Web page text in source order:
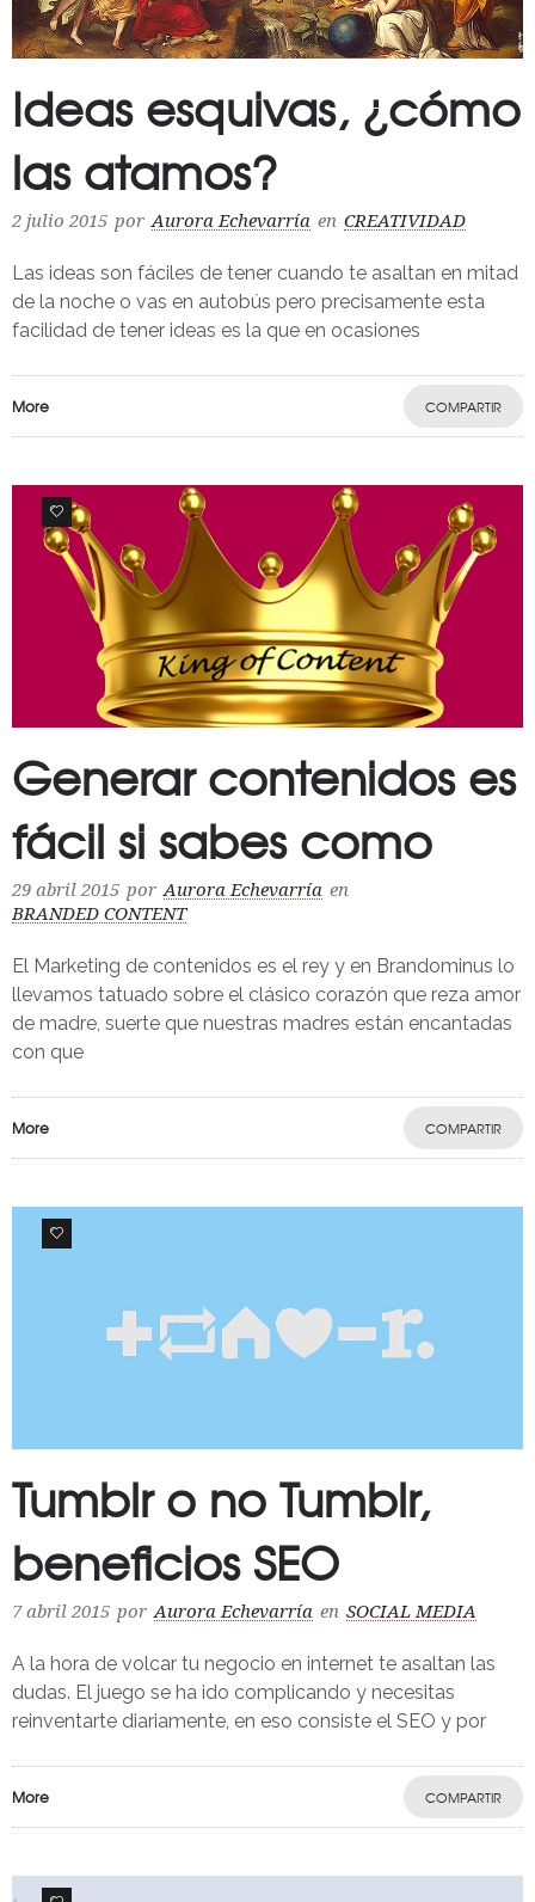
Ideas esquivas, ¿cómo
las atamos?
2 julio 2015 por Aurora Echevarría en CREATIVIDAD
Las ideas son fáciles de tener cuando te asaltan en mitad
de la noche o vas en autobús pero precisamente esta
facilidad de tener ideas es la que en ocasiones
More COMPARTIR
0
Generar contenidos es
fácil si sabes como
29 abril 2015 por Aurora Echevarría en
BRANDED CONTENT
El Marketing de contenidos es el rey y en Brandominus lo
llevamos tatuado sobre el clásico corazón que reza amor
de madre, suerte que nuestras madres están encantadas
con que
More COMPARTIR
0
Tumblr o no Tumblr,
beneficios SEO
7 abril 2015 por Aurora Echevarría en SOCIAL MEDIA
A la hora de volcar tu negocio en internet te asaltan las
dudas. El juego se ha ido complicando y necesitas
reinventarte diariamente, en eso consiste el SEO y por
More COMPARTIR